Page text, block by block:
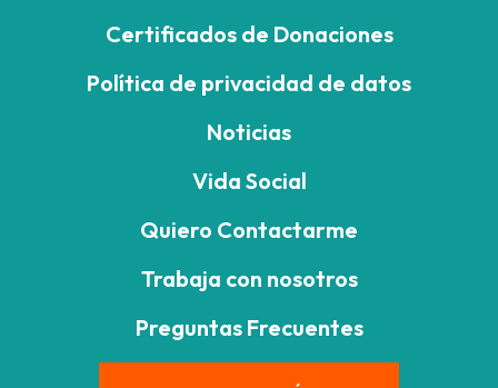
Certificados de Donaciones
Política de privacidad de datos
Noticias
Vida Social
Quiero Contactarme
Trabaja con nosotros
Preguntas Frecuentes